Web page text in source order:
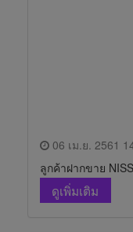
06 เม.ย. 2561
ลูกค้าฝากขาย
ดูเพิ่มเติม